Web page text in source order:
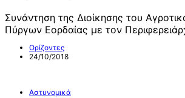
Συνάντηση της Διοίκησης του
Πύργων Εορδαίας με τον
Ορίζοντες
24/10/2018
Αστυνομικά